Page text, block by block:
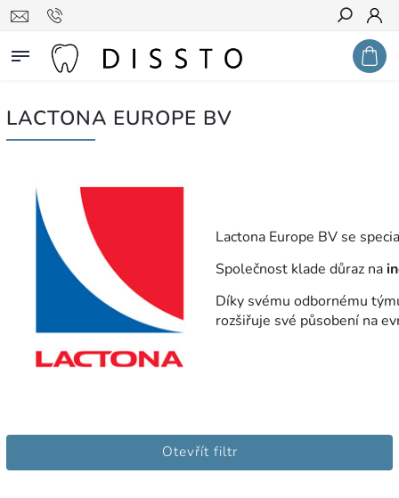
Hledat
LACTONA EUROPE BV
Lactona Europe BV se
Společnost klade důraz na
Díky svému odbornému
rozšiřuje své působení na
Otevřít filtr